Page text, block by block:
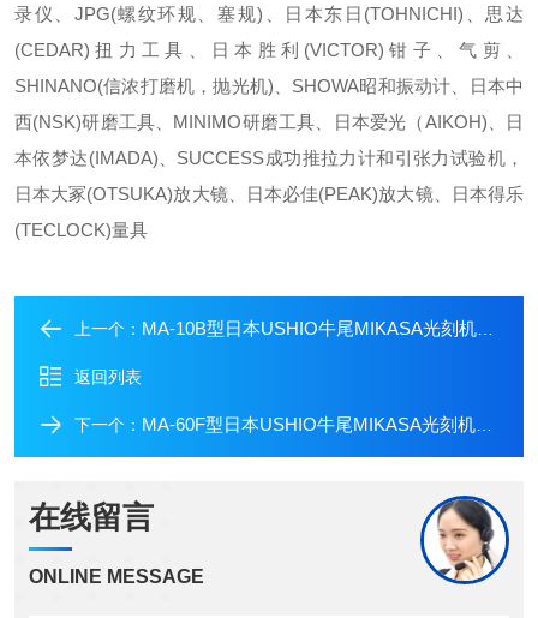
录仪、JPG(螺纹环规、塞规)、日本东日(TOHNICHI)、思达
(CEDAR)扭力工具、日本胜利(VICTOR)钳子、气剪、
SHINANO(信浓打磨机，抛光机)、SHOWA昭和振动计、日本中
西(NSK)研磨工具、MINIMO研磨工具、日本爱光（AIKOH)、日
本依梦达(IMADA)、SUCCESS成功推拉力计和引张力试验机，
日本大冢(OTSUKA)放大镜、日本必佳(PEAK)放大镜、日本得乐
(TECLOCK)量具
上一个： MA-10B型日本USHIO牛尾MIKASA光刻机MA-10B
返回列表
下一个： MA-60F型日本USHIO牛尾MIKASA光刻机MA-60F
在线留言
ONLINE MESSAGE